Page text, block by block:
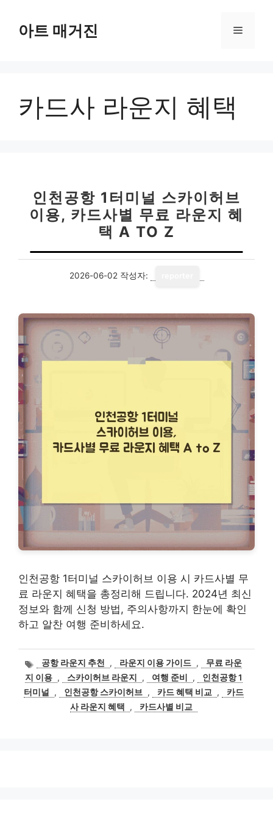
아트 매거진 메
카드사 라운지 혜택
인천공항 1터미널 스카이허브
이용, 카드사별 무료 라운지 혜
택 A TO Z
2026-06-02 작성자:
인천공항 1터미널 스카이허브 이용 시 카드사별 무
료 라운지 혜택을 총정리해 드립니다. 2024년 최신
정보와 함께 신청 방법, 주의사항까지 한눈에 확인
하고 알찬 여행 준비하세요.
태
그
공항 라운지 추천 , 라운지 이용 가이드 ,
무료 라운
지 이용 , 스카이허브 라운지 , 여행 준비 ,
인천공항 1
터미널
, 인천공항 스카이허브 , 카드 혜택 비교 ,
카드
사 라운지 혜택
, 카드사별 비교